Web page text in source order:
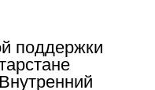
поддержки